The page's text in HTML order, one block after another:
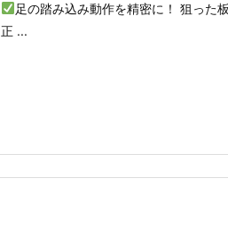
足の踏み込み動作を精密に！ 狙った
正 ...